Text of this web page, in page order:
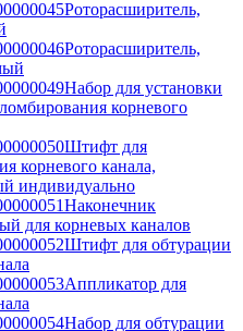
Роторасширитель,
Роторасширитель,
Набор для установки
корневого
Штифт для
корневого канала,
индивидуально
Наконечник
для корневых каналов
Штифт для обтурации
Аппликатор для
Набор для обтурации